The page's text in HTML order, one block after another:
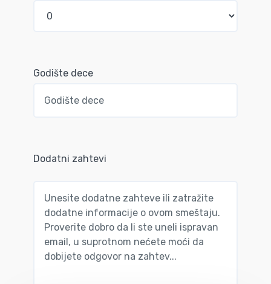
Godište dece
Dodatni zahtevi